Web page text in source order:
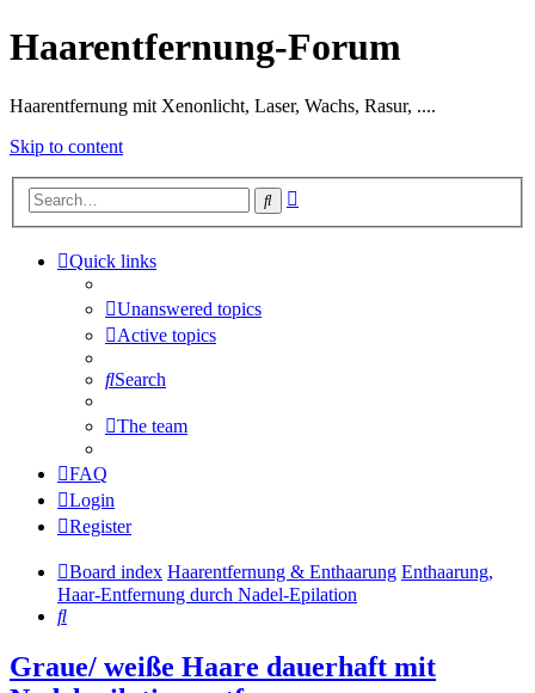
Haarentfernung-Forum
Haarentfernung mit Xenonlicht, Laser, Wachs, Rasur, ....
Skip to content
Search
Quick links
Unanswered topics
Active topics
Search
The team
FAQ
Login
Register
Board index Haarentfernung & Enthaarung Enthaarung,
Haar-Entfernung durch Nadel-Epilation
Search
Graue/ weiße Haare dauerhaft mit